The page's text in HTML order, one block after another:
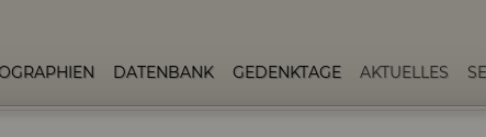
DATENBANK GEDENKTAGE AKTUELLES